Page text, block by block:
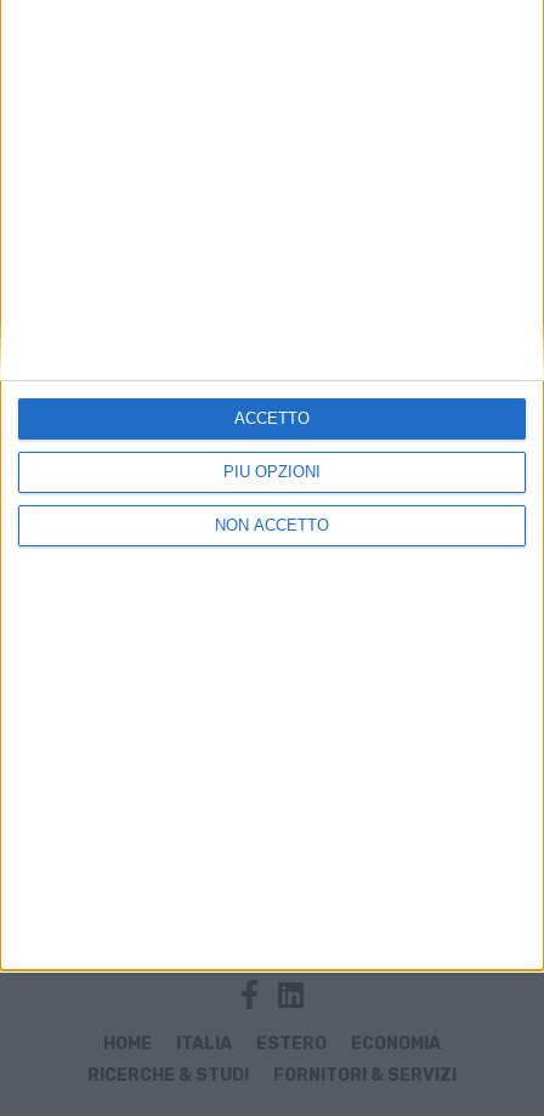
PIÙ OPZIONI
NON ACCETTO
ACCETTO
HOME ITALIA ESTERO
ECONOMIA
RICERCHE & STUDI
FORNITORI & SERVIZI